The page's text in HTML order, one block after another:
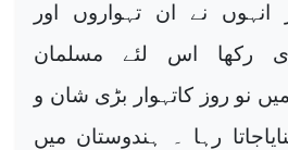
انہوں نے ان تہواروں اور
رکھا اس لئے مسلمان
نو روز کاتہوار بڑی شان و
رہا ۔ ہندوستان میں